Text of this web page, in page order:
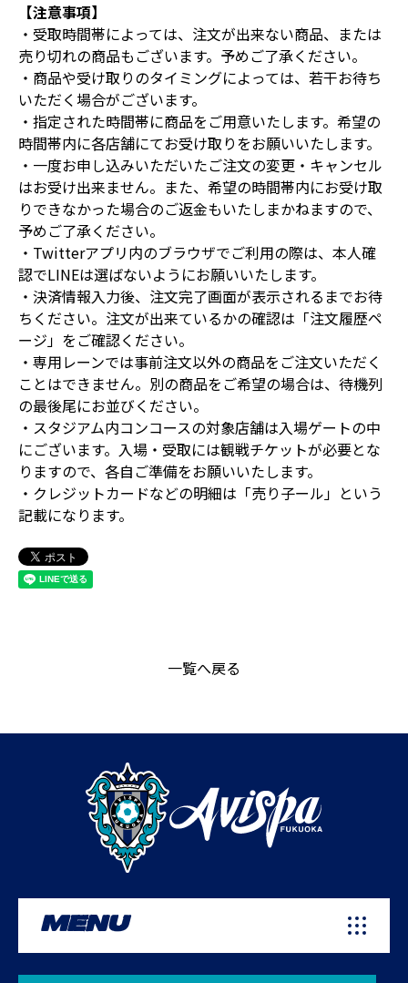
【注意事項】
・受取時間帯によっては、注文が出来ない商品、または
売り切れの商品もございます。予めご了承ください。
・商品や受け取りのタイミングによっては、若干お待ち
いただく場合がございます。
・指定された時間帯に商品をご用意いたします。希望の
時間帯内に各店舗にてお受け取りをお願いいたします。
・一度お申し込みいただいたご注文の変更・キャンセル
はお受け出来ません。また、希望の時間帯内にお受け取
りできなかった場合のご返金もいたしまかねますので、
予めご了承ください。
・Twitterアプリ内のブラウザでご利用の際は、本人確
認でLINEは選ばないようにお願いいたします。
・決済情報入力後、注文完了画面が表示されるまでお待
ちください。注文が出来ているかの確認は「注文履歴ペ
ージ」をご確認ください。
・専用レーンでは事前注文以外の商品をご注文いただく
ことはできません。別の商品をご希望の場合は、待機列
の最後尾にお並びください。
・スタジアム内コンコースの対象店舗は入場ゲートの中
にございます。入場・受取には観戦チケットが必要とな
りますので、各自ご準備をお願いいたします。
・クレジットカードなどの明細は「売り子ール」という
記載になります。
一覧へ戻る
MENU